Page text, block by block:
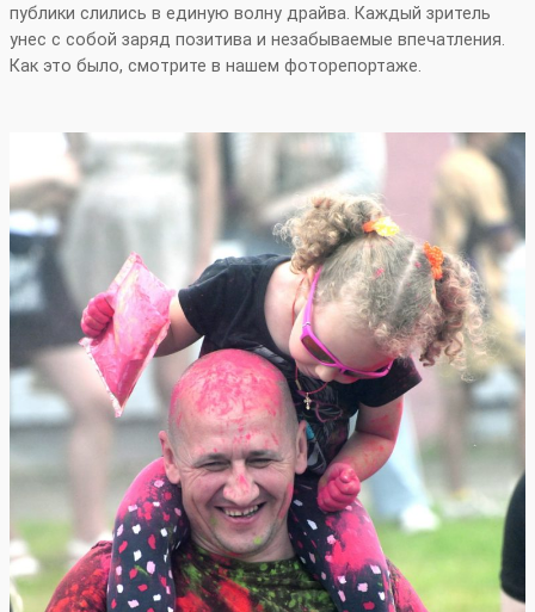
публики слились в единую волну драйва. Каждый зритель
унес с собой заряд позитива и незабываемые впечатления.
Как это было, смотрите в нашем фоторепортаже.